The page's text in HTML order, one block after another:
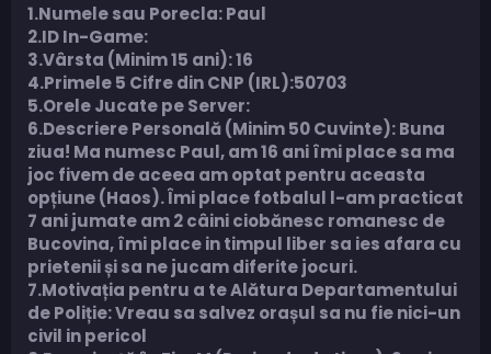
1.Numele sau Porecla: Paul
2.ID In-Game:
3.Vârsta (Minim 15 ani): 16
4.Primele 5 Cifre din CNP (IRL):50703
5.Orele Jucate pe Server:
6.Descriere Personală (Minim 50 Cuvinte): Buna
ziua! Ma numesc Paul, am 16 ani îmi place sa ma
joc fivem de aceea am optat pentru aceasta
opțiune (Haos). Îmi place fotbalul l-am practicat
7 ani jumate am 2 câini ciobănesc romanesc de
Bucovina, îmi place in timpul liber sa ies afara cu
prietenii și sa ne jucam diferite jocuri.
7.Motivația pentru a te Alătura Departamentului
de Poliție: Vreau sa salvez orașul sa nu fie nici-un
civil in pericol